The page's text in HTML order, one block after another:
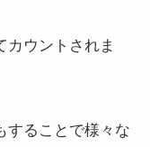
カウントされま
することで様々な